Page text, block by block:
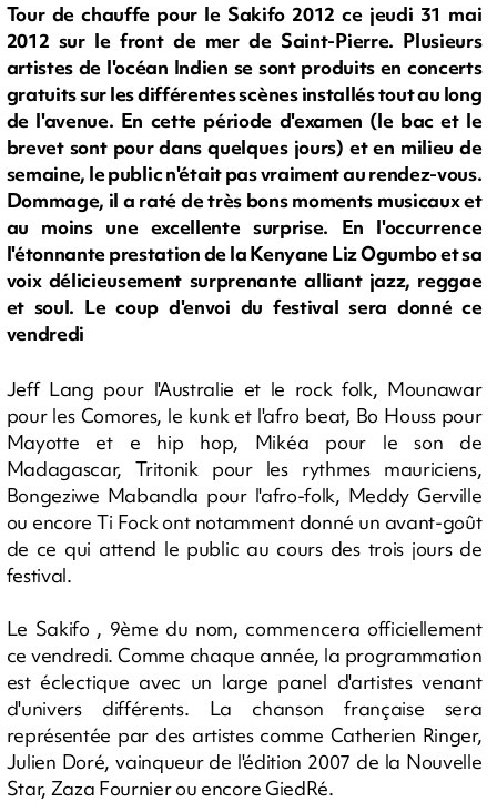
Tour de chauffe pour le Sakifo 2012 ce jeudi 31 mai
2012 sur le front de mer de Saint-Pierre. Plusieurs
artistes de l'océan Indien se sont produits en concerts
gratuits sur les différentes scènes installés tout au long
de l'avenue. En cette période d'examen (le bac et le
brevet sont pour dans quelques jours) et en milieu de
semaine, le public n'était pas vraiment au rendez-vous.
Dommage, il a raté de très bons moments musicaux et
au moins une excellente surprise. En l'occurrence
l'étonnante prestation de la Kenyane Liz Ogumbo et sa
voix délicieusement surprenante alliant jazz, reggae
et soul. Le coup d'envoi du festival sera donné ce
vendredi
Jeff Lang pour l'Australie et le rock folk, Mounawar
pour les Comores, le kunk et l'afro beat, Bo Houss pour
Mayotte et e hip hop, Mikéa pour le son de
Madagascar, Tritonik pour les rythmes mauriciens,
Bongeziwe Mabandla pour l'afro-folk, Meddy Gerville
ou encore Ti Fock ont notamment donné un avant-goût
de ce qui attend le public au cours des trois jours de
festival.
Le Sakifo , 9ème du nom, commencera officiellement
ce vendredi. Comme chaque année, la programmation
est éclectique avec un large panel d'artistes venant
d'univers différents. La chanson française sera
représentée par des artistes comme Catherien Ringer,
Julien Doré, vainqueur de l'édition 2007 de la Nouvelle
Star, Zaza Fournier ou encore GiedRé.